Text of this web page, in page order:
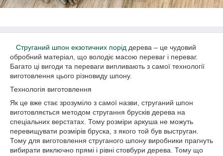
Струганий шпон екзотичних порід дерева – це чудовий
обробний матеріал, що володіє масою переваг і переваг.
Багато ці вигоди та переваги випливають з самої технології
виготовлення цього різновиду шпону.
Технологія виготовлення
Як це вже стає зрозуміло з самої назви, струганий шпон
виготовляється методом стругання брусків дерева на
спеціальних верстатах. Тому розміри аркуша не можуть
перевищувати розмірів бруска, з якого той був выструган.
Тому для виготовлення струганого шпону виробники прагнуть
вибирати виключно прямі і рівні стовбури дерева. Тому що